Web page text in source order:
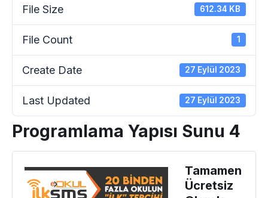
File Size 612.34 KB
File Count 1
Create Date 27 Eylül 2023
Last Updated 27 Eylül 2023
Programlama Yapısı Sunu 4
Tamamen
Ücretsiz